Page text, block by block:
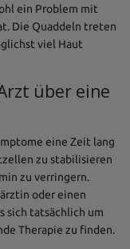
ein Problem mit
Die Quaddeln treten
viel Haut
über eine
eine Zeit lang
zu stabilisieren
zu verringern.
oder einen
sich tatsächlich um
Therapie zu finden.